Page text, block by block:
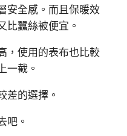
安全感。而且保暖效
比蠶絲被便宜。
，使用的表布也比較
一截。
差的選擇。
吧。